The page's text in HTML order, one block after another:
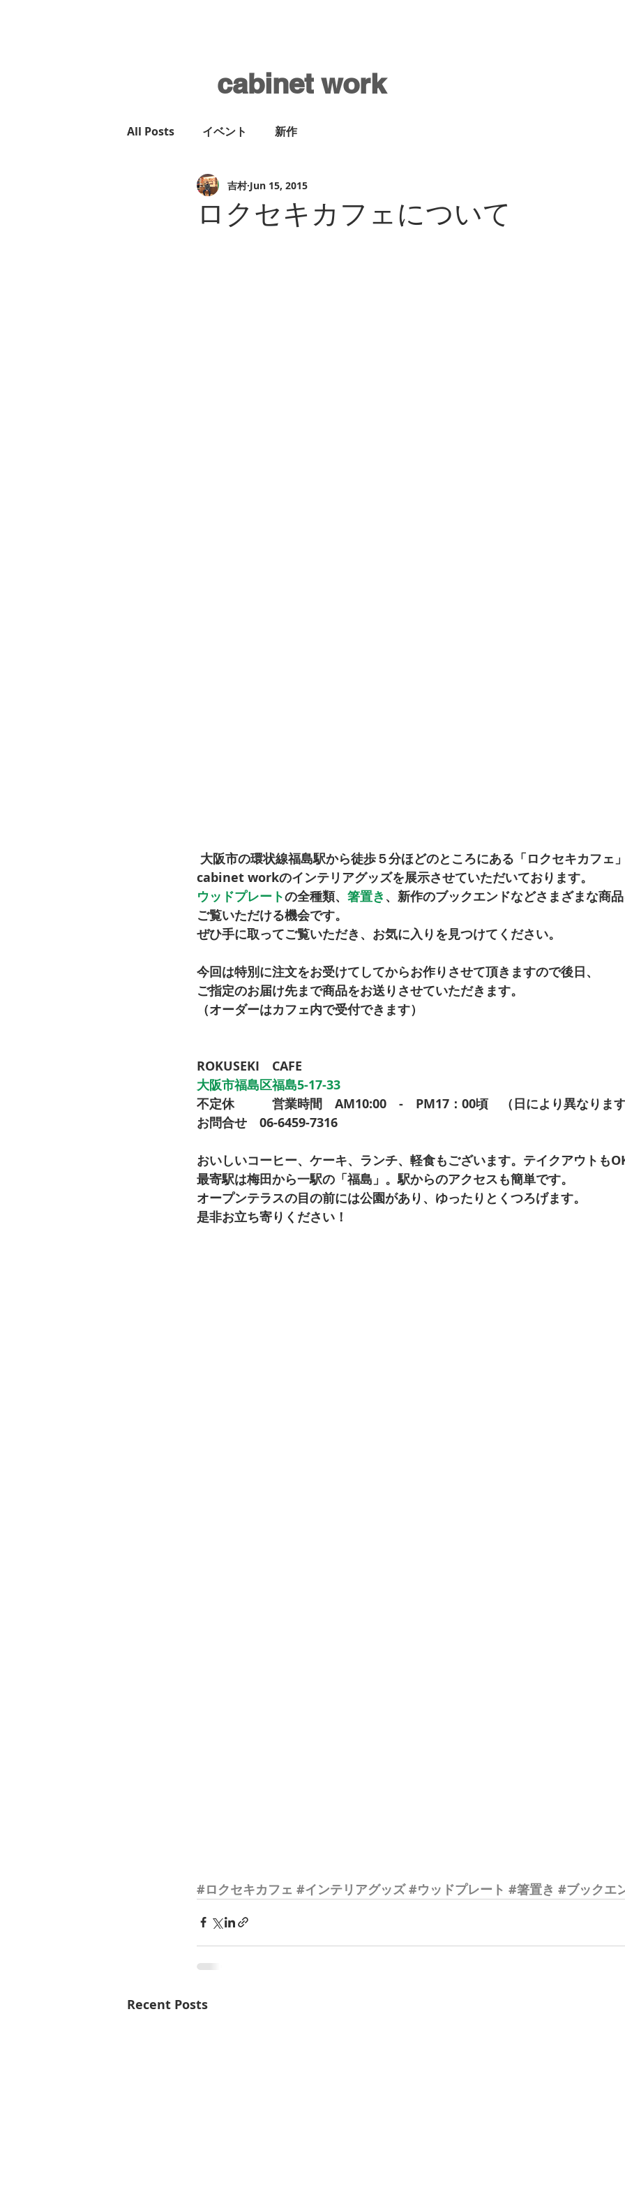
cabinet work
All Posts イベント 新作
ロクセキカフェについて
吉村 Jun 15, 2015
大阪市の環状線福島駅から徒歩５分ほどのところにある「ロクセキカフェ
cabinet workのインテリアグッズを展示させていただいております。
ウッドプレートの全種類、 箸置き 、新作のブックエンドなどさまざまな商
ご覧いただける機会です。
ぜひ手に取ってご覧いただき、お気に入りを見つけてください。
今回は特別に注文をお受けてしてからお作りさせて頂きますので後日、
ご指定のお届け先まで商品をお送りさせていただきます。
（オーダーはカフェ内で受付できます）
ROKUSEKI　CAFE
大阪市福島区福島5-17-33
不定休　　　営業時間　AM10:00　-　PM17：00頃　（日により異なりま
お問合せ　06-6459-7316
おいしいコーヒー、ケーキ、ランチ、軽食もございます。テイクアウトも
最寄駅は梅田から一駅の「福島」。駅からのアクセスも簡単です。
オープンテラスの目の前には公園があり、ゆったりとくつろげます。
是非お立ち寄りください！
#ロクセキカフェ #インテリアグッズ #ウッドプレート #箸置き #ブックエ
Recent Posts